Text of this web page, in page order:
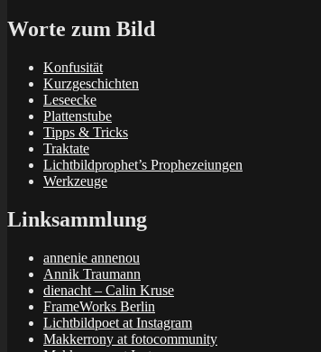
Worte zum Bild
Konfusität
Kurzgeschichten
Leseecke
Plattenstube
Tipps & Tricks
Traktate
Lichtbildprophet’s Prophezeiungen
Werkzeuge
Linksammlung
annenie annenou
Annik Traumann
dienacht – Calin Kruse
FrameWorks Berlin
Lichtbildpoet at Instagram
Makkerrony at fotocommunity